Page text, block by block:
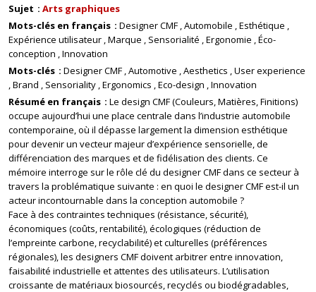
Sujet
Arts graphiques
Mots-clés en français
Designer CMF Automobile Esthétique
Expérience utilisateur Marque Sensorialité Ergonomie Éco-
conception Innovation
Mots-clés
Designer CMF Automotive Aesthetics User experience
Brand
Sensoriality Ergonomics Eco-design Innovation
Résumé en français
Le design CMF (Couleurs, Matières, Finitions)
occupe aujourd’hui une place centrale dans l’industrie automobile
contemporaine, où il dépasse largement la dimension esthétique
pour devenir un vecteur majeur d’expérience sensorielle, de
différenciation des marques et de fidélisation des clients. Ce
mémoire interroge sur le rôle clé du designer CMF dans ce secteur à
travers la problématique suivante : en quoi le designer CMF est-il un
acteur incontournable dans la conception automobile ?
Face à des contraintes techniques (résistance, sécurité),
économiques (coûts, rentabilité), écologiques (réduction de
l’empreinte carbone, recyclabilité) et culturelles (préférences
régionales), les designers CMF doivent arbitrer entre innovation,
faisabilité industrielle et attentes des utilisateurs. L’utilisation
croissante de matériaux biosourcés, recyclés ou biodégradables,